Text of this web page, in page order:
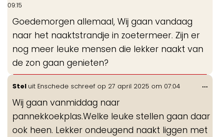
09:15
Goedemorgen allemaal, Wij gaan vandaag
naar het naaktstrandje in zoetermeer. Zijn er
nog meer leuke mensen die lekker naakt van
de zon gaan genieten?
Stel uit Enschede schreef op 27 april 2025 om 07:04
Wij gaan vanmiddag naar
pannekkoekplas.Welke leuke stellen gaan daar
ook heen. Lekker ondeugend naakt liggen met
...